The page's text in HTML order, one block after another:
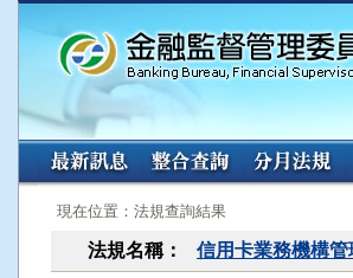
:::
現在位置：法規查詢結果
法規名稱： 信用卡業務機構管